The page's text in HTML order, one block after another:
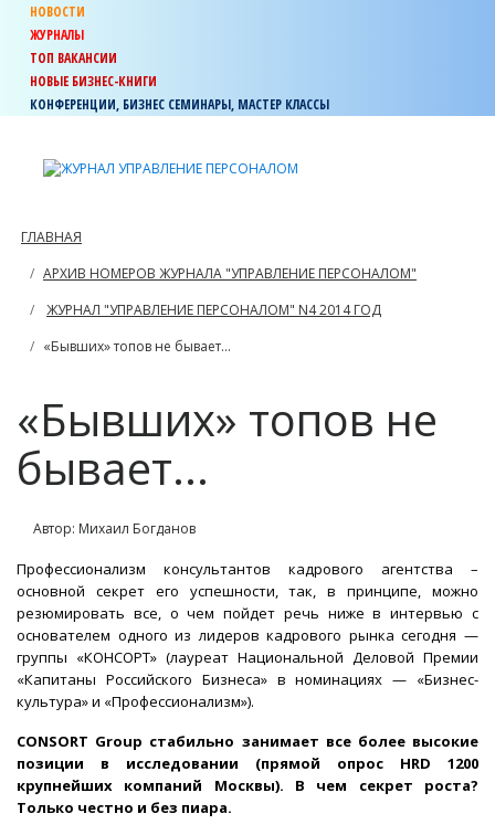
НОВОСТИ
ЖУРНАЛЫ
ТОП ВАКАНСИИ
НОВЫЕ БИЗНЕС-КНИГИ
КОНФЕРЕНЦИИ, БИЗНЕС СЕМИНАРЫ, МАСТЕР КЛАССЫ
ГЛАВНАЯ
АРХИВ НОМЕРОВ ЖУРНАЛА "УПРАВЛЕНИЕ ПЕРСОНАЛОМ"
ЖУРНАЛ "УПРАВЛЕНИЕ ПЕРСОНАЛОМ" N4 2014 ГОД
«Бывших» топов не бывает...
«Бывших» топов не
бывает...
Автор: Михаил Богданов
Профессионализм консультантов кадрового агентства –
основной секрет его успешности, так, в принципе, можно
резюмировать все, о чем пойдет речь ниже в интервью с
основателем одного из лидеров кадрового рынка сегодня —
группы «КОНСОРТ» (лауреат Национальной Деловой Премии
«Капитаны Российского Бизнеса» в номинациях — «Бизнес-
культура» и «Профессионализм»).
CONSORT Group стабильно занимает все более высокие
позиции в исследовании (прямой опрос HRD 1200
крупнейших компаний Москвы). В чем секрет роста?
Только честно и без пиара.